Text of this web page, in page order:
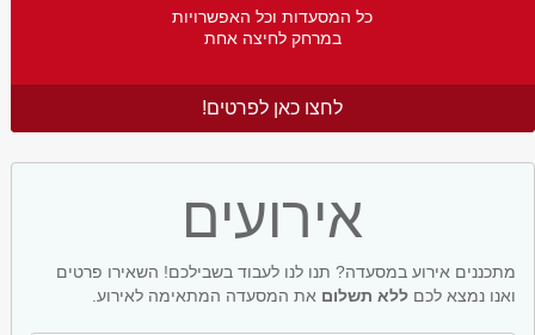
כל המסעדות וכל האפשרויות
במרחק לחיצה אחת
לחצו כאן לפרטים!
אירועים
מתכננים אירוע במסעדה? תנו לנו לעבוד בשבילכם! השאירו פרטים
ואנו נמצא לכם ללא תשלום את המסעדה המתאימה לאירוע.